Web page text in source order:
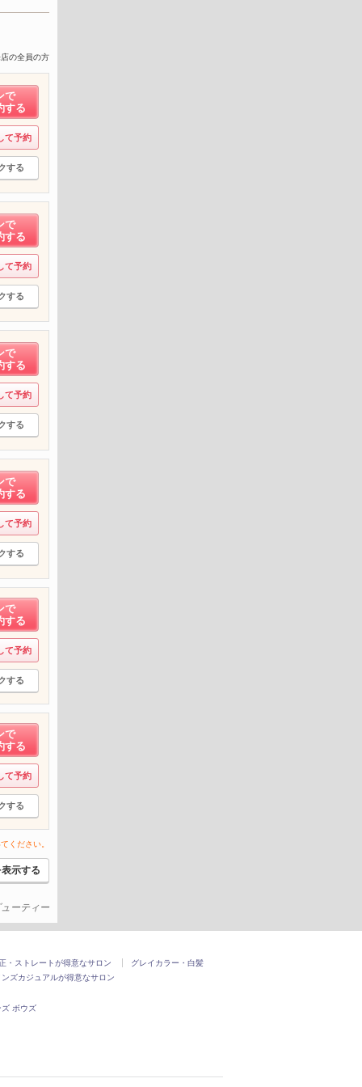
の全員の方
で
する
て予約
する
で
する
て予約
する
で
する
て予約
する
で
する
て予約
する
で
する
て予約
する
で
する
て予約
する
ください。
示する
ーティー
・ストレートが得意なサロン
グレイカラー・白髪
ンズカジュアルが得意なサロン
ボウズ